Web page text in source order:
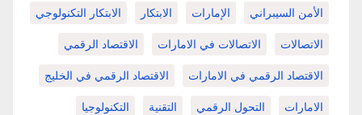
الأمن السيبراني الإمارات الابتكار الابتكار التكنولوجي
الاتصالات الاتصالات في الامارات الاقتصاد الرقمي
الاقتصاد الرقمي في الامارات الاقتصاد الرقمي في الخليج
الامارات التحول الرقمي التقنية التكنولوجيا